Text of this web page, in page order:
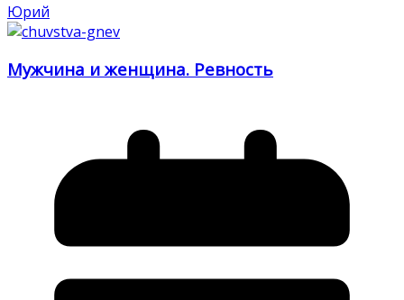
Юрий
Мужчина и женщина. Ревность